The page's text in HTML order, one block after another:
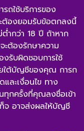
ถใช้บริการของ
ะต้องยอมรับข้อตกลงนี้
ำกว่า 18 ปี ถ้าหาก
ต้องรักษาความ
รับผิดชอบการใช้
ใต้บัญชีของคุณ การก
ละเงื่อนไข ทาง
ทุกครั้งที่คุณลงชื่อเข้า
ท็จ อาจส่งผลให้บัญชี